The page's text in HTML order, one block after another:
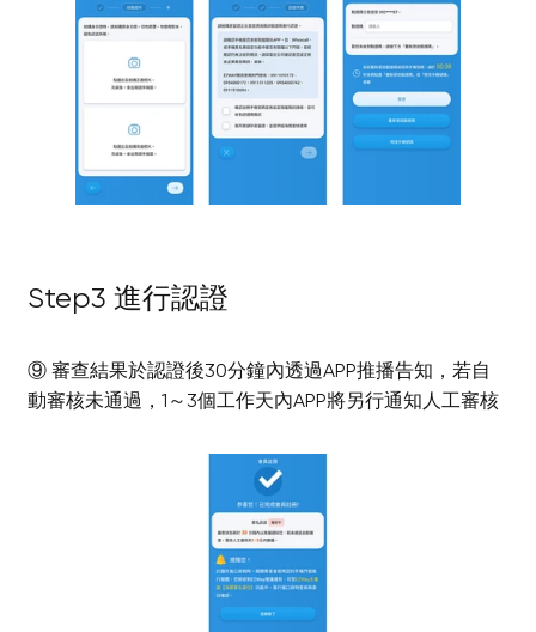
Step3 進行認證
⑨ 審查結果於認證後30分鐘內透過APP推播告知，若自
動審核未通過，1～3個工作天內APP將另行通知人工審核